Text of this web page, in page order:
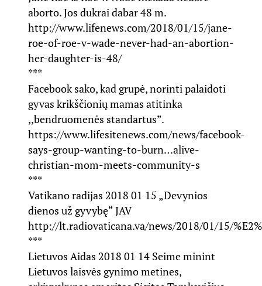
aborto. Jos dukrai dabar 48 m.
http://www.lifenews.com/2018/01/15/jane-
roe-of-roe-v-wade-never-had-an-abortion-
her-daughter-is-48/
***
Facebook sako, kad grupė, norinti palaidoti
gyvas krikščionių mamas atitinka
,,bendruomenės standartus”.
https://www.lifesitenews.com/news/facebook-
says-group-wanting-to-burn…alive-
christian-mom-meets-community-s
***
Vatikano radijas 2018 01 15 „Devynios
dienos už gyvybę“ JAV
http://lt.radiovaticana.va/news/2018/01/15/
***
Lietuvos Aidas 2018 01 14 Seime minint
Lietuvos laisvės gynimo metines,